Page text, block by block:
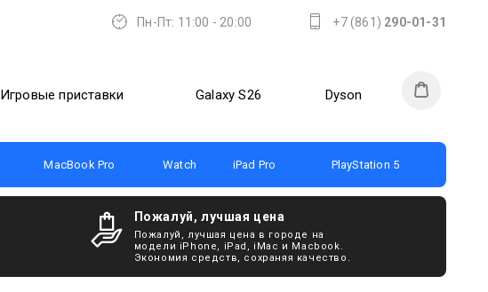
+7 (861) 290-01-31
Пн-Пт: 11:00 - 20:00
Игровые приставки Galaxy S26 Dyson
MacBook Pro Watch iPad Pro PlayStation 5
Пожалуй, лучшая цена
Пожалуй, лучшая цена в городе на
модели iPhone, iPad, iMac и Macbook.
Экономия средств, сохраняя качество.